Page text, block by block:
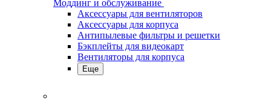
Моддинг и обслуживание
Аксессуары для вентиляторов
Аксессуары для корпуса
Антипылевые фильтры и решетки
Бэкплейты для видеокарт
Вентиляторы для корпуса
Еще